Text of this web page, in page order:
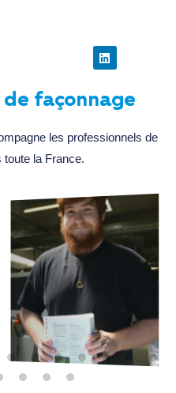
de façonnage
les professionnels de
toute la France.